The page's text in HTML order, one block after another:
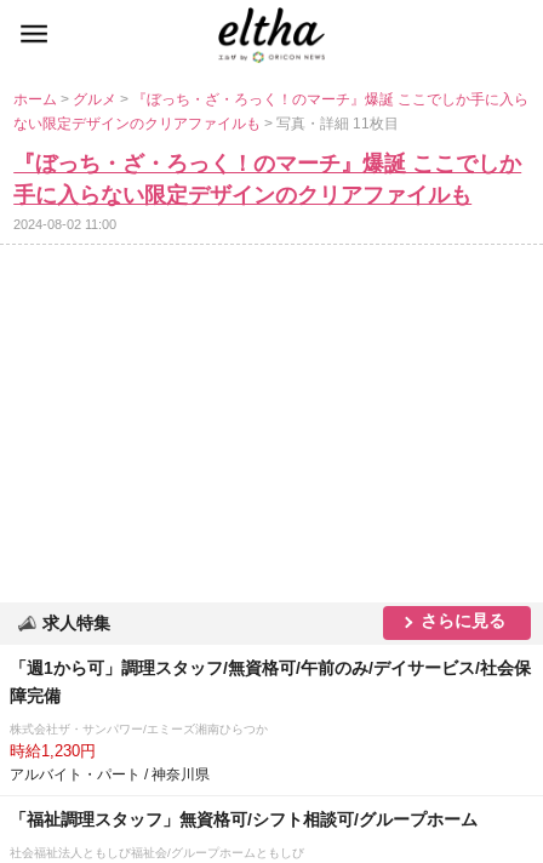
ホーム> グルメ>
『ぼっち・ざ・ろっく！のマーチ』爆誕 ここでしか手に入ら
ない限定デザインのクリアファイルも> 写真・詳細 11枚目
『ぼっち・ざ・ろっく！のマーチ』爆誕 ここでしか
手に入らない限定デザインのクリアファイルも
2024-08-02 11:00
求人特集 さらに見る
「週1から可」調理スタッフ/無資格可/午前のみ/デイサービス/社会保
障完備
株式会社ザ・サンパワー/エミーズ湘南ひらつか
時給1,230円
アルバイト・パート / 神奈川県
「福祉調理スタッフ」無資格可/シフト相談可/グループホーム
社会福祉法人ともしび福祉会/グループホームともしび